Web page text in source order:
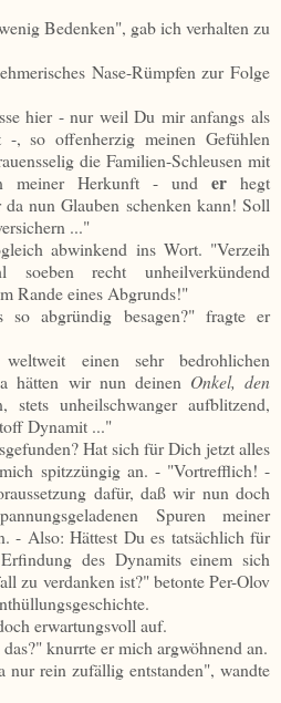
Bedenken", gab ich verhalten zu
Nase-Rümpfen zur Folge
hier - nur weil Du mir anfangs als
-, so offenherzig meinen Gefühlen
die Familien-Schleusen mit
meiner Herkunft - und er hegt
nun Glauben schenken kann! Soll
..."
abwinkend ins Wort. "Verzeih
recht unheilverkündend
Rande eines Abgrunds!"
abgründig besagen?" fragte er
einen sehr bedrohlichen
hätten wir nun deinen Onkel, den
unheilschwanger aufblitzend,
Dynamit ..."
Hat sich für Dich jetzt alles
spitzzüngig an. - "Vortrefflich! -
dafür, daß wir nun doch
Spuren meiner
- Also: Hättest Du es tatsächlich für
des Dynamits einem sich
zu verdanken ist?" betonte Per-Olov
erwartungsvoll auf.
knurrte er mich argwöhnend an.
nur rein zufällig entstanden", wandte